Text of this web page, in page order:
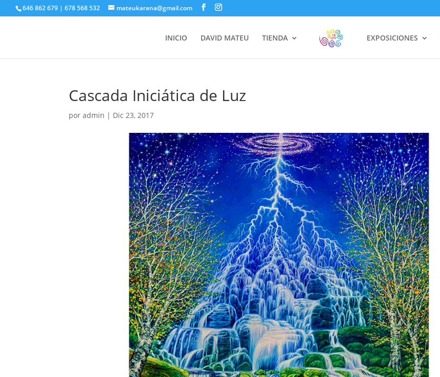
646 862 679 | 678 568 532 mateukarana@gmail.com
INICIO DAVID MATEU TIENDA EXPOSICIONES
Cascada Iniciática de Luz
poradmin | Dic 23, 2017